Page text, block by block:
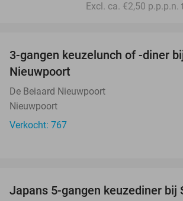
Excl. ca. €2,50
3-gangen keuzelunch of -diner
Nieuwpoort
De Beiaard Nieuwpoort
Nieuwpoort
Verkocht: 767
Japans 5-gangen keuzediner bij